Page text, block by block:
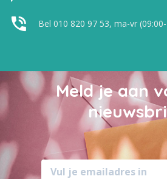
Bel 010 820 97 53, ma-vr
Meld je aan